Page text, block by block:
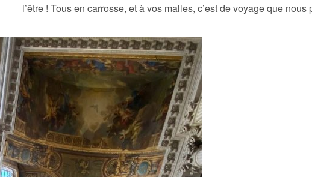
l’être ! Tous en carrosse, et à vos malles, c’est de voyage que